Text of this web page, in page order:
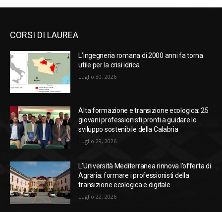
CORSI DI LAUREA
L’ingegneria romana di 2000 anni fa torna
utile per la crisi idrica
Luglio 30, 2026
Alta formazione e transizione ecologica: 25
giovani professionisti pronti a guidare lo
sviluppo sostenibile della Calabria
Luglio 29, 2026
L’Università Mediterranea rinnova l’offerta di
Agraria: formare i professionisti della
transizione ecologica e digitale
Luglio 22, 2026